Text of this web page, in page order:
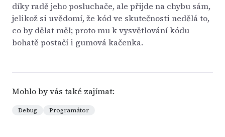
díky radě jeho posluchače, ale přijde na chybu sám,
jelikož si uvědomí, že kód ve skutečnosti nedělá to,
co by dělat měl; proto mu k vysvětlování kódu
bohatě postačí i gumová kačenka.
Mohlo by vás také zajímat:
Debug Programátor